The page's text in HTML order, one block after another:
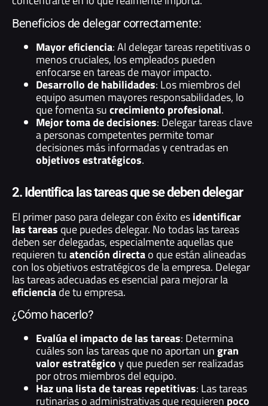
Beneficios de delegar correctamente:
Mayor eficiencia: Al delegar tareas repetitivas o
menos cruciales, los empleados pueden
enfocarse en tareas de mayor impacto.
Desarrollo de habilidades: Los miembros del
equipo asumen mayores responsabilidades, lo
que fomenta sucrecimiento profesional.
Mejor toma de decisiones: Delegar tareas clave
a personas competentes permite tomar
decisiones más informadas y centradas en
objetivos estratégicos.
2. Identifica las tareas que se deben delegar
El primer paso para delegar con éxito esidentificar
las tareas que puedes delegar. No todas las tareas
deben ser delegadas, especialmente aquellas que
requieren tuatención directao que están alineadas
con los objetivos estratégicos de la empresa. Delegar
las tareas adecuadas es esencial para mejorar la
eficienciade tu empresa.
¿Cómo hacerlo?
Evalúa el impacto de las tareas: Determina
cuáles son las tareas que no aportan ungran
valor estratégicoy que pueden ser realizadas
por otros miembros del equipo.
Haz una lista de tareas repetitivas: Las tareas
rutinarias o administrativas que requieren poco